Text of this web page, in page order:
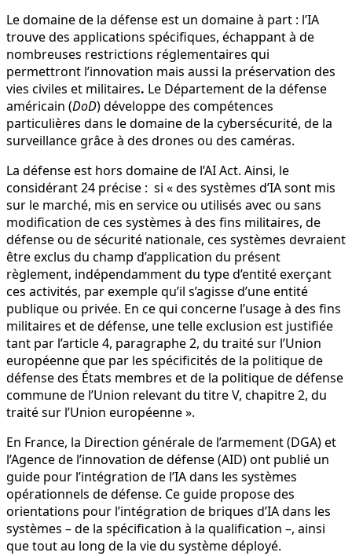
Le domaine de la défense est un domaine à part : l’IA
trouve des applications spécifiques, échappant à de
nombreuses restrictions réglementaires qui
permettront l’innovation mais aussi la préservation des
vies civiles et militaires. Le Département de la défense
américain (DoD) développe des compétences
particulières dans le domaine de la cybersécurité, de la
surveillance grâce à des drones ou des caméras.
La défense est hors domaine de l’AI Act. Ainsi, le
considérant 24 précise : si « des systèmes d’IA sont mis
sur le marché, mis en service ou utilisés avec ou sans
modification de ces systèmes à des fins militaires, de
défense ou de sécurité nationale, ces systèmes devraient
être exclus du champ d’application du présent
règlement, indépendamment du type d’entité exerçant
ces activités, par exemple qu’il s’agisse d’une entité
publique ou privée. En ce qui concerne l’usage à des fins
militaires et de défense, une telle exclusion est justifiée
tant par l’article 4, paragraphe 2, du traité sur l’Union
européenne que par les spécificités de la politique de
défense des États membres et de la politique de défense
commune de l’Union relevant du titre V, chapitre 2, du
traité sur l’Union européenne ».
En France, la Direction générale de l’armement (DGA) et
l’Agence de l’innovation de défense (AID) ont publié un
guide pour l’intégration de l’IA dans les systèmes
opérationnels de défense. Ce guide propose des
orientations pour l’intégration de briques d’IA dans les
systèmes – de la spécification à la qualification –, ainsi
que tout au long de la vie du système déployé.